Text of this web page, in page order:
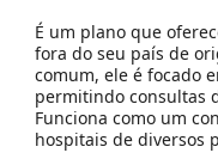
É um plano que
fora do seu país de
comum, ele é focado
permitindo consultas
Funciona como um
hospitais de diversos